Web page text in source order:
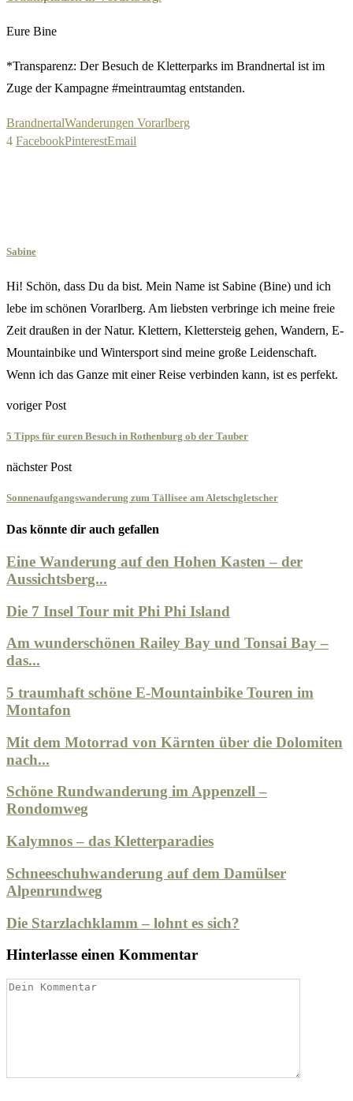
Eure Bine
*Transparenz: Der Besuch de Kletterparks im Brandnertal ist im
Zuge der Kampagne #meintraumtag entstanden.
BrandnertalWanderungen Vorarlberg
4 FacebookPinterestEmail
Sabine
Hi! Schön, dass Du da bist. Mein Name ist Sabine (Bine) und ich
lebe im schönen Vorarlberg. Am liebsten verbringe ich meine freie
Zeit draußen in der Natur. Klettern, Klettersteig gehen, Wandern, E-
Mountainbike und Wintersport sind meine große Leidenschaft.
Wenn ich das Ganze mit einer Reise verbinden kann, ist es perfekt.
voriger Post
5 Tipps für euren Besuch in Rothenburg ob der Tauber
nächster Post
Sonnenaufgangswanderung zum Tällisee am Aletschgletscher
Das könnte dir auch gefallen
Eine Wanderung auf den Hohen Kasten – der
Aussichtsberg...
Die 7 Insel Tour mit Phi Phi Island
Am wunderschönen Railey Bay und Tonsai Bay –
das...
5 traumhaft schöne E-Mountainbike Touren im
Montafon
Mit dem Motorrad von Kärnten über die Dolomiten
nach...
Schöne Rundwanderung im Appenzell –
Rondomweg
Kalymnos – das Kletterparadies
Schneeschuhwanderung auf dem Damülser
Alpenrundweg
Die Starzlachklamm – lohnt es sich?
Hinterlasse einen Kommentar